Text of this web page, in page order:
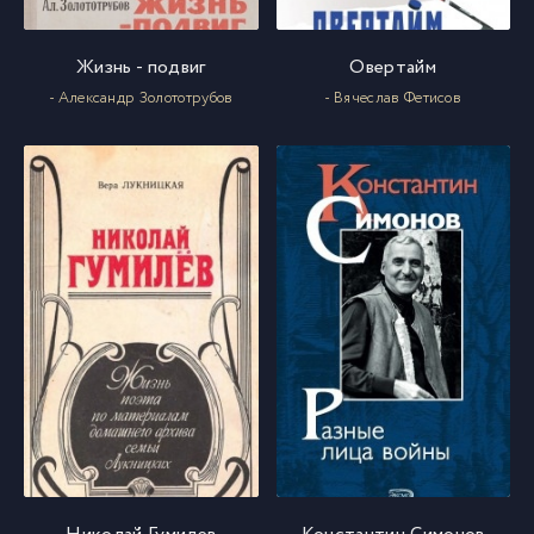
Golovnin_062
Golovnin_064
Golovnin_065
66 Golovnin_066
67 Golovnin_067
68 Golovnin_068
Жизнь - подвиг
- Александр Золототрубов
Овертайм
- Вячеслав Фетисов